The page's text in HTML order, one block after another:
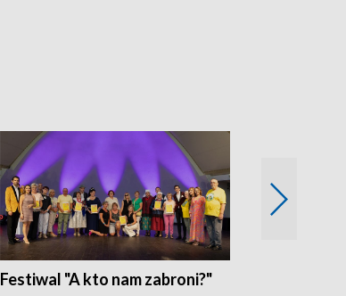
Festiwal "A kto nam zabroni?"